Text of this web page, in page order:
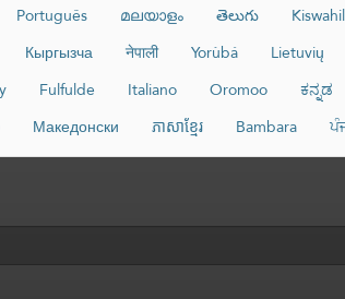
Português മലയാളം తెలుగు
Кыргызча नेपाली Yorùbá Lietuvių
Fulfulde Italiano Oromoo ಕನ್ನಡ
Македонски ភាសាខ្មែរ Bambara